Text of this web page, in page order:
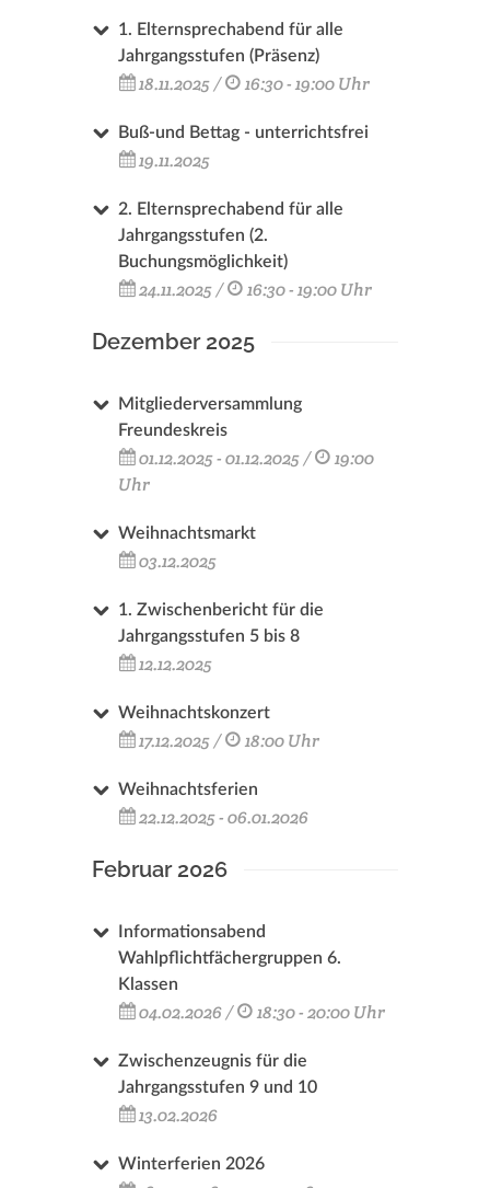
1. Elternsprechabend für alle
Jahrgangsstufen (Präsenz)
18.11.2025 / 16:30 - 19:00 Uhr
Buß-und Bettag - unterrichtsfrei
19.11.2025
2. Elternsprechabend für alle
Jahrgangsstufen (2.
Buchungsmöglichkeit)
24.11.2025 / 16:30 - 19:00 Uhr
Dezember 2025
Mitgliederversammlung
Freundeskreis
01.12.2025 - 01.12.2025 /
19:00
Uhr
Weihnachtsmarkt
03.12.2025
1. Zwischenbericht für die
Jahrgangsstufen 5 bis 8
12.12.2025
Weihnachtskonzert
17.12.2025 / 18:00 Uhr
Weihnachtsferien
22.12.2025 - 06.01.2026
Februar 2026
Informationsabend
Wahlpflichtfächergruppen 6.
Klassen
04.02.2026 / 18:30 - 20:00 Uhr
Zwischenzeugnis für die
Jahrgangsstufen 9 und 10
13.02.2026
Winterferien 2026